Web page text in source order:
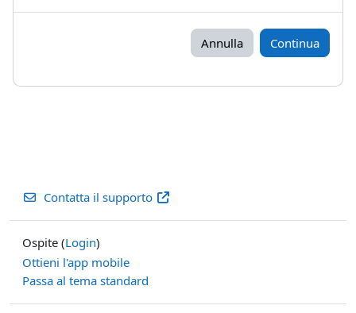
Annulla Continua
Contatta il supporto
Ospite (Login)
Ottieni l'app mobile
Passa al tema standard